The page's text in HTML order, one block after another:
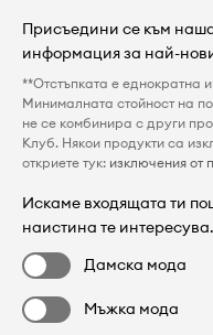
Присъедини се към
информация за най-
**Отстъпката е еднократна
Минималната стойност на
не се комбинира с други
Клуб. Някои продукти са
откриете тук: изключения от
Искаме входящата ти
наистина те
Дамска мода
Мъжка мода